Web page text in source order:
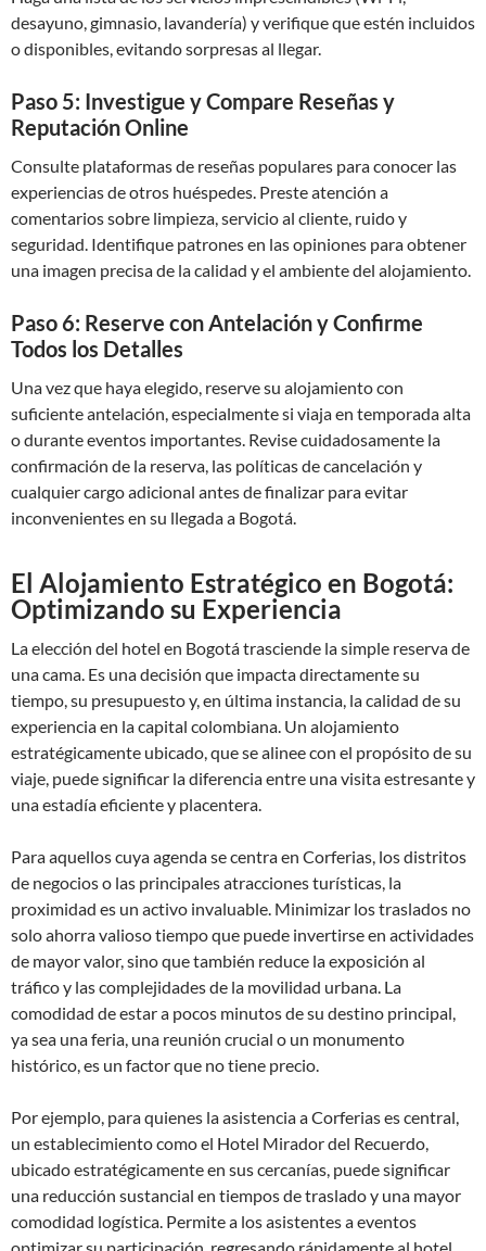
desayuno, gimnasio, lavandería) y verifique que estén incluidos
o disponibles, evitando sorpresas al llegar.
Paso 5: Investigue y Compare Reseñas y
Reputación Online
Consulte plataformas de reseñas populares para conocer las
experiencias de otros huéspedes. Preste atención a
comentarios sobre limpieza, servicio al cliente, ruido y
seguridad. Identifique patrones en las opiniones para obtener
una imagen precisa de la calidad y el ambiente del alojamiento.
Paso 6: Reserve con Antelación y Confirme
Todos los Detalles
Una vez que haya elegido, reserve su alojamiento con
suficiente antelación, especialmente si viaja en temporada alta
o durante eventos importantes. Revise cuidadosamente la
confirmación de la reserva, las políticas de cancelación y
cualquier cargo adicional antes de finalizar para evitar
inconvenientes en su llegada a Bogotá.
El Alojamiento Estratégico en Bogotá:
Optimizando su Experiencia
La elección del hotel en Bogotá trasciende la simple reserva de
una cama. Es una decisión que impacta directamente su
tiempo, su presupuesto y, en última instancia, la calidad de su
experiencia en la capital colombiana. Un alojamiento
estratégicamente ubicado, que se alinee con el propósito de su
viaje, puede significar la diferencia entre una visita estresante y
una estadía eficiente y placentera.
Para aquellos cuya agenda se centra en Corferias, los distritos
de negocios o las principales atracciones turísticas, la
proximidad es un activo invaluable. Minimizar los traslados no
solo ahorra valioso tiempo que puede invertirse en actividades
de mayor valor, sino que también reduce la exposición al
tráfico y las complejidades de la movilidad urbana. La
comodidad de estar a pocos minutos de su destino principal,
ya sea una feria, una reunión crucial o un monumento
histórico, es un factor que no tiene precio.
Por ejemplo, para quienes la asistencia a Corferias es central,
un establecimiento como el Hotel Mirador del Recuerdo,
ubicado estratégicamente en sus cercanías, puede significar
una reducción sustancial en tiempos de traslado y una mayor
comodidad logística. Permite a los asistentes a eventos